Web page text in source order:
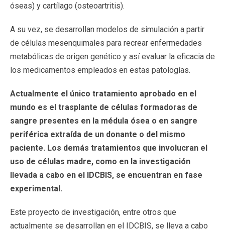
óseas) y cartílago (osteoartritis).
A su vez, se desarrollan modelos de simulación a partir
de células mesenquimales para recrear enfermedades
metabólicas de origen genético y así evaluar la eficacia de
los medicamentos empleados en estas patologías.
Actualmente el único tratamiento aprobado en el
mundo es el trasplante de células formadoras de
sangre presentes en la médula ósea o en sangre
periférica extraída de un donante o del mismo
paciente. Los demás tratamientos que involucran el
uso de células madre, como en la investigación
llevada a cabo en el IDCBIS, se encuentran en fase
experimental.
Este proyecto de investigación, entre otros que
actualmente se desarrollan en el IDCBIS, se lleva a cabo